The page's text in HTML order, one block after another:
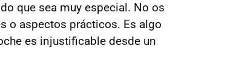
que sea muy especial. No os
o aspectos prácticos. Es algo
es injustificable desde un